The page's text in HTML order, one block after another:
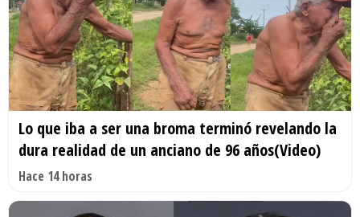
Lo que iba a ser una broma terminó revelando la
dura realidad de un anciano de 96 años(Video)
Hace 14 horas